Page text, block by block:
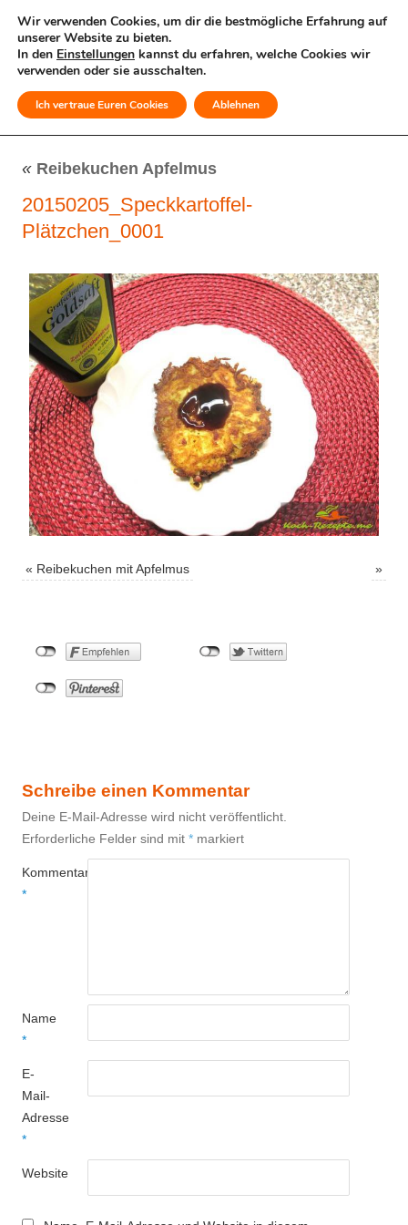
MENÜ
« Reibekuchen Apfelmus
20150205_Speckkartoffel-
Plätzchen_0001
« Reibekuchen mit Apfelmus »
Schreibe einen Kommentar
Deine E-Mail-Adresse wird nicht veröffentlicht.
Erforderliche Felder sind mit * markiert
Kommentar
*
Name
*
E-
Mail-
Adresse
*
Website
Wir verwenden Cookies, um dir die bestmögliche Erfahrung auf
unserer Website zu bieten.
In den Einstellungen kannst du erfahren, welche Cookies wir
verwenden oder sie ausschalten.
Ich vertraue Euren Cookies Ablehnen